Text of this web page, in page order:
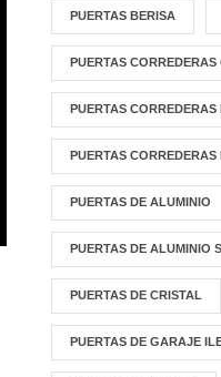
PUERTAS BERISA
PUERTAS
PUERTAS CORREDERAS
PUERTAS CORREDERAS
PUERTAS DE ALUMINIO
PUERTAS DE ALUMINIO
PUERTAS DE CRISTAL
PUERTAS DE GARAJE